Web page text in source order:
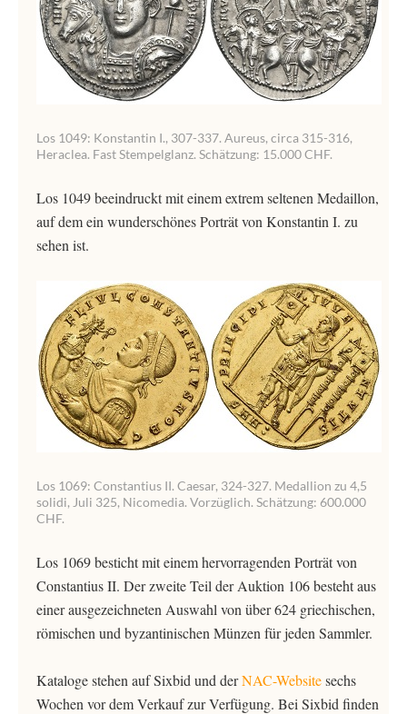
Los 1049: Konstantin I., 307-337. Aureus, circa 315-316,
Heraclea. Fast Stempelglanz. Schätzung: 15.000 CHF.
Los 1049 beeindruckt mit einem extrem seltenen Medaillon,
auf dem ein wunderschönes Porträt von Konstantin I. zu
sehen ist.
Los 1069: Constantius II. Caesar, 324-327. Medallion zu 4,5
solidi, Juli 325, Nicomedia. Vorzüglich. Schätzung: 600.000
CHF.
Los 1069 besticht mit einem hervorragenden Porträt von
Constantius II. Der zweite Teil der Auktion 106 besteht aus
einer ausgezeichneten Auswahl von über 624 griechischen,
römischen und byzantinischen Münzen für jeden Sammler.
Kataloge stehen auf Sixbid und derNAC-Websitesechs
Wochen vor dem Verkauf zur Verfügung. Bei Sixbid finden